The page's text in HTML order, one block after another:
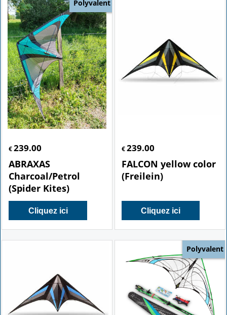
Polyvalent
€ 239.00
ABRAXAS
Charcoal/Petrol
(Spider Kites)
Cliquez ici
€239.00
FALCON yellow color
(Freilein)
Cliquez ici
Polyvalent